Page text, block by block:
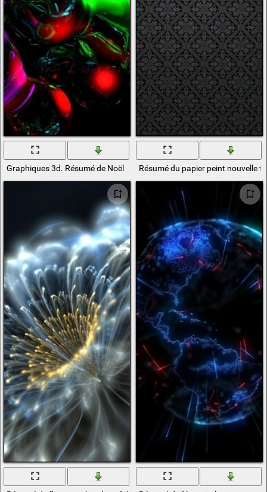
Graphiques 3d. Résumé de Noël Résumé du papier peint nouvelle